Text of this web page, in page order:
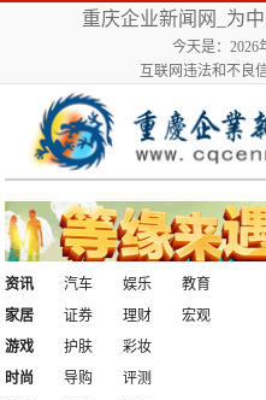
重庆企业新闻网_为
今天是：2026
互联网违法和不良
资讯 汽车 娱乐
教育
家居
证券 理财 宏观
游戏
护肤
彩妆
时尚
导购 评测